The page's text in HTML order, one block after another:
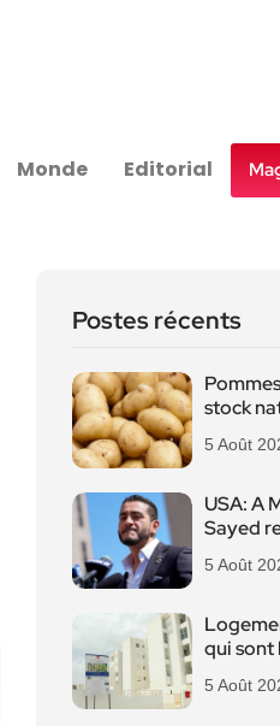
Monde Editorial
Postes récents
stock
5 Août
USA: A
Sayed
5 Août
qui sont
5 Août